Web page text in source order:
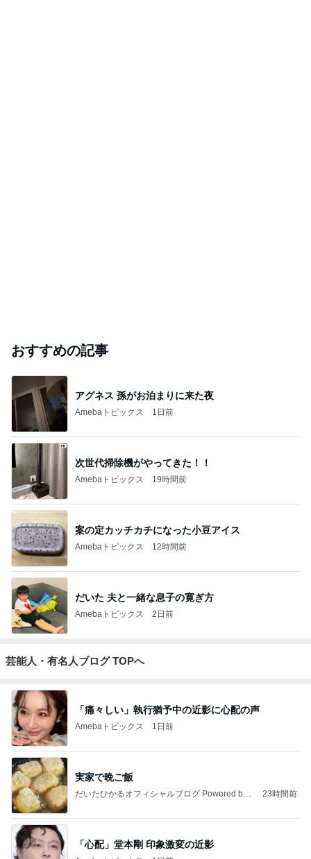
おすすめの記事
アグネス 孫がお泊まりに来た夜
Amebaトピックス 1日前
次世代掃除機がやってきた！！
Amebaトピックス 19時間前
案の定カッチカチになった小豆アイス
Amebaトピックス 12時間前
だいた 夫と一緒な息子の寛ぎ方
Amebaトピックス 2日前
芸能人・有名人ブログ TOPへ
「痛々しい」執行猶予中の近影に心配の声
Amebaトピックス 1日前
実家で晩ご飯
だいたひかるオフィシャルブログ Powered by
23時間前
「心配」堂本剛 印象激変の近影